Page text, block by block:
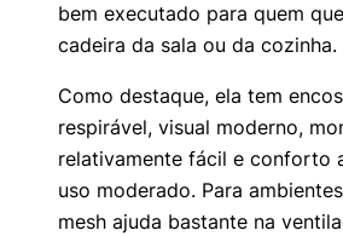
bem executado para quem
cadeira da sala ou da cozinha.
Como destaque, ela tem
respirável, visual moderno,
relativamente fácil e conforto
uso moderado. Para
mesh ajuda bastante na